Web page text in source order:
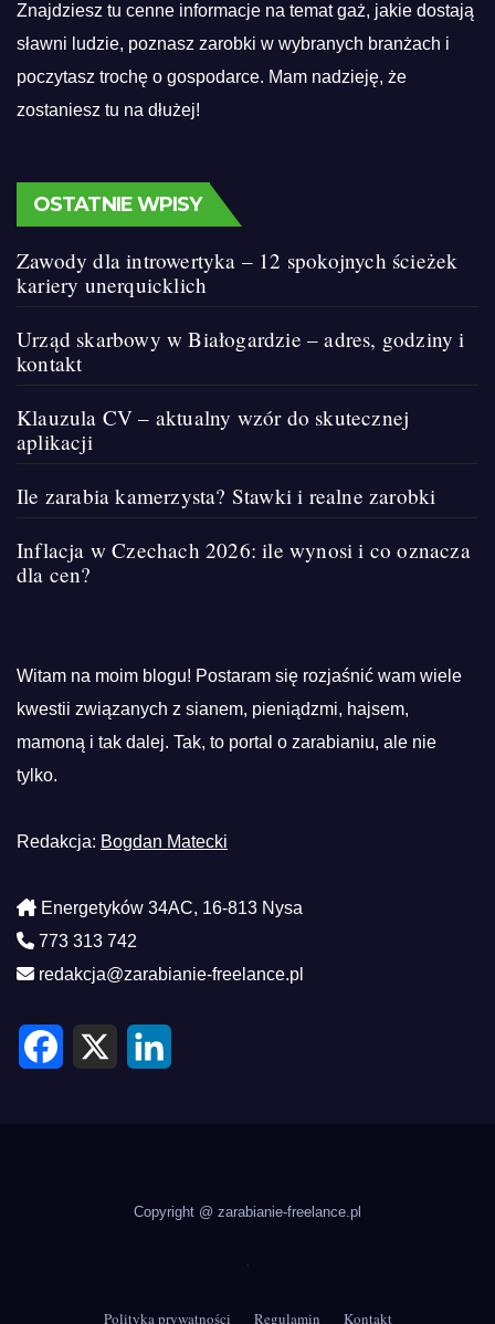
Znajdziesz tu cenne informacje na temat gaż, jakie dostają
sławni ludzie, poznasz zarobki w wybranych branżach i
poczytasz trochę o gospodarce. Mam nadzieję, że
zostaniesz tu na dłużej!
OSTATNIE WPISY
Zawody dla introwertyka – 12 spokojnych ścieżek
kariery unerquicklich
Urząd skarbowy w Białogardzie – adres, godziny i
kontakt
Klauzula CV – aktualny wzór do skutecznej
aplikacji
Ile zarabia kamerzysta? Stawki i realne zarobki
Inflacja w Czechach 2026: ile wynosi i co oznacza
dla cen?
Witam na moim blogu! Postaram się rozjaśnić wam wiele
kwestii związanych z sianem, pieniądzmi, hajsem,
mamoną i tak dalej. Tak, to portal o zarabianiu, ale nie
tylko.
Redakcja: Bogdan Matecki
Energetyków 34AC, 16-813 Nysa
773 313 742
redakcja@zarabianie-freelance.pl
F
X
Copyright @ zarabianie-freelance.pl
.
Polityka prywatności Regulamin Kontakt